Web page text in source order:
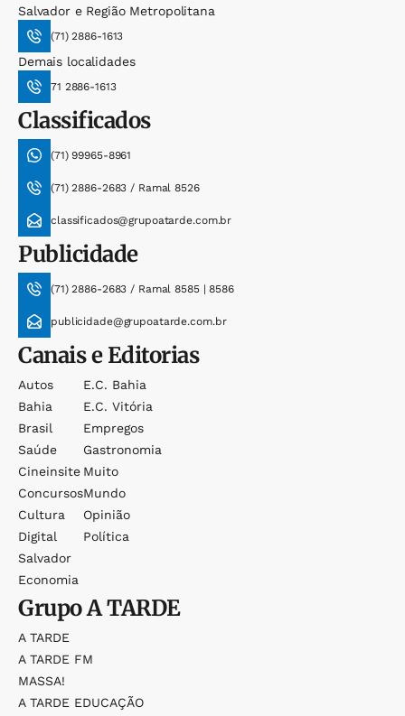
Salvador e Região Metropolitana
(71) 2886-1613
Demais localidades
71 2886-1613
Classificados
(71) 99965-8961
(71) 2886-2683 / Ramal 8526
classificados@grupoatarde.com.br
Publicidade
(71) 2886-2683 / Ramal 8585 | 8586
publicidade@grupoatarde.com.br
Canais e Editorias
Autos
Bahia
Brasil
Saúde
Cineinsite
Concursos
Cultura
Digital
Salvador
Economia
E.c. Bahia
E.c. Vitória
Empregos
Gastronomia
Muito
Mundo
Opinião
Política
GrupoA TARDE
A TARDE
A TARDE FM
MASSA!
A TARDE EDUCAÇÃO